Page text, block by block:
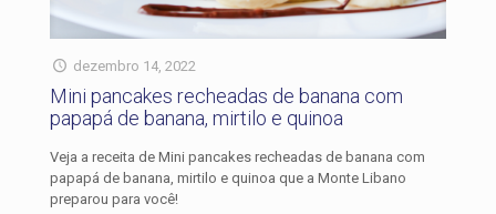
dezembro 14, 2022
Mini pancakes recheadas de banana com
papapá de banana, mirtilo e quinoa
Veja a receita de Mini pancakes recheadas de banana com
papapá de banana, mirtilo e quinoa que a Monte Libano
preparou para você!